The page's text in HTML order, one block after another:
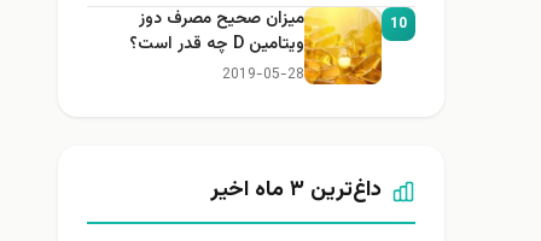
10
میزان صحیح مصرف دوز
ویتامین D چه قدر است؟
2019-05-28
داغ‌ترین ۳ ماه اخیر